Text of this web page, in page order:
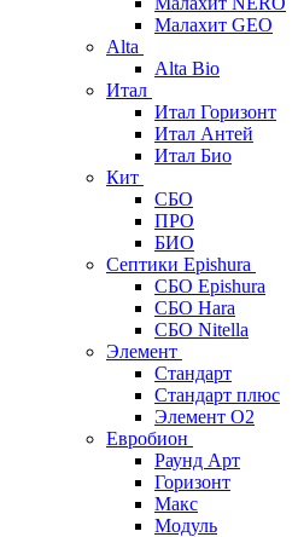
Малахит GEO
Alta
Alta Bio
Итал
Итал Горизонт
Итал Антей
Итал Био
Кит
СБО
ПРО
БИО
Септики Epishura
СБО Epishura
СБО Hara
СБО Nitella
Элемент
Стандарт
Стандарт плюс
Элемент О2
Евробион
Раунд Арт
Горизонт
Макс
Модуль